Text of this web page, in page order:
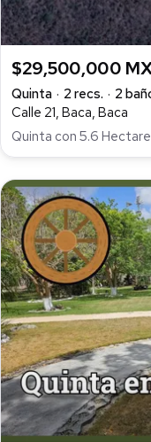
$29,500,000
Quinta
2 recs. 2
Calle 21, Baca, Baca
Quinta con 5.6